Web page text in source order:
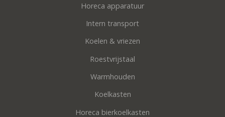
Horeca apparatuur
Intern transport
Koelen & vriezen
Roestvrijstaal
Warmhouden
Koelkasten
Horeca bierkoelkasten